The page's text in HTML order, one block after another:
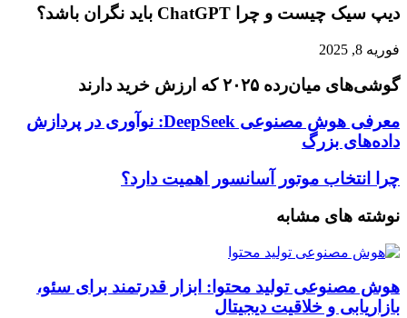
دیپ سیک چیست و چرا ChatGPT باید نگران باشد؟
فوریه 8, 2025
گوشی‌های میان‌رده ۲۰۲۵ که ارزش خرید دارند
معرفی
هوش
مصنوعی
DeepSeek:
نوآوری
پردازش
داده‌های
بزرگ
معرفی هوش مصنوعی DeepSeek: نوآوری در پردازش
داده‌های بزرگ
چرا
انتخاب
موتور
آسانسور
اهمیت
دارد؟
چرا انتخاب موتور آسانسور اهمیت دارد؟
نوشته های مشابه
هوش مصنوعی تولید محتوا: ابزار قدرتمند برای سئو،
بازاریابی و خلاقیت دیجیتال